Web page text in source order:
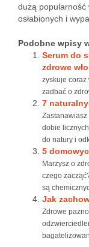
dużą popularność
osłabionych i
Podobne wpisy
Serum do
zdrowe
zyskuje coraz
zadbać o
7
Zastanawiasz
dobie
do natury i
5
Marzysz o
czego
są
Jak
Zdrowe